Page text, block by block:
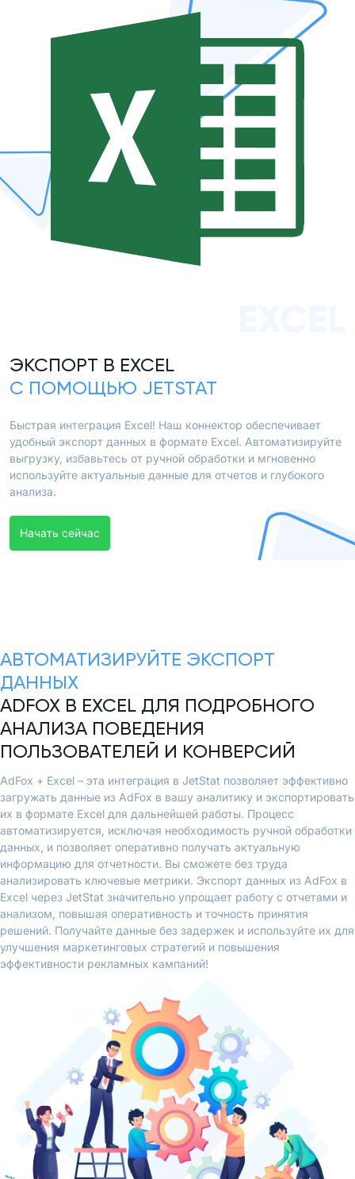
ЭКСПОРТ В EXCEL
С ПОМОЩЬЮ JETSTAT
Быстрая интеграция Excel! Наш коннектор обеспечивает
удобный экспорт данных в формате Excel. Автоматизируйте
выгрузку, избавьтесь от ручной обработки и мгновенно
используйте актуальные данные для отчетов и глубокого
анализа.
Начать сейчас
АВТОМАТИЗИРУЙТЕ ЭКСПОРТ
ДАННЫХ
ADFOX В EXCEL ДЛЯ ПОДРОБНОГО
АНАЛИЗА ПОВЕДЕНИЯ
ПОЛЬЗОВАТЕЛЕЙ И КОНВЕРСИЙ
AdFox + Excel – эта интеграция в JetStat позволяет эффективно
загружать данные из AdFox в вашу аналитику и экспортировать
их в формате Excel для дальнейшей работы. Процесс
автоматизируется, исключая необходимость ручной обработки
данных, и позволяет оперативно получать актуальную
информацию для отчетности. Вы сможете без труда
анализировать ключевые метрики. Экспорт данных из AdFox в
Excel через JetStat значительно упрощает работу с отчетами и
анализом, повышая оперативность и точность принятия
решений. Получайте данные без задержек и используйте их для
улучшения маркетинговых стратегий и повышения
эффективности рекламных кампаний!